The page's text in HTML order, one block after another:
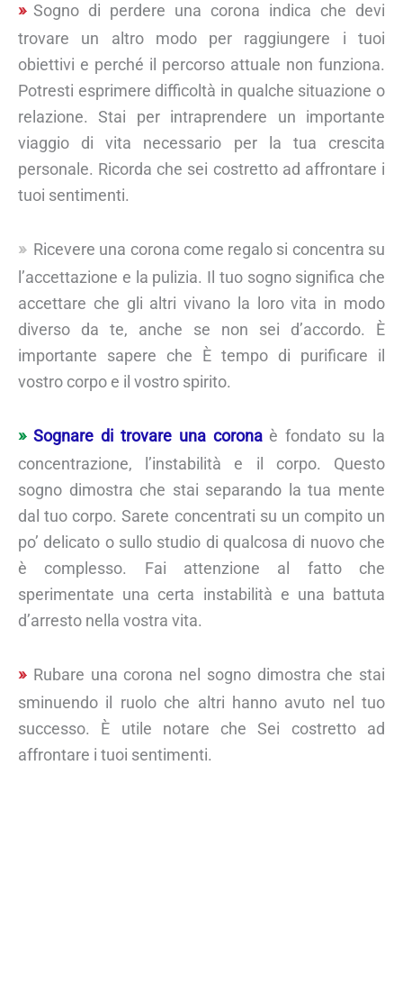
Sogno di perdere una corona indica che devi
trovare un altro modo per raggiungere i tuoi
obiettivi e perché il percorso attuale non funziona.
Potresti esprimere difficoltà in qualche situazione o
relazione. Stai per intraprendere un importante
viaggio di vita necessario per la tua crescita
personale. Ricorda che sei costretto ad affrontare i
tuoi sentimenti.
Ricevere una corona come regalo si concentra su
l’accettazione e la pulizia. Il tuo sogno significa che
accettare che gli altri vivano la loro vita in modo
diverso da te, anche se non sei d’accordo. È
importante sapere che È tempo di purificare il
vostro corpo e il vostro spirito.
Sognare di trovare una coronaè fondato su la
concentrazione, l’instabilità e il corpo. Questo
sogno dimostra che stai separando la tua mente
dal tuo corpo. Sarete concentrati su un compito un
po’ delicato o sullo studio di qualcosa di nuovo che
è complesso. Fai attenzione al fatto che
sperimentate una certa instabilità e una battuta
d’arresto nella vostra vita.
Rubare una corona nel sogno dimostra che stai
sminuendo il ruolo che altri hanno avuto nel tuo
successo. È utile notare che Sei costretto ad
affrontare i tuoi sentimenti.